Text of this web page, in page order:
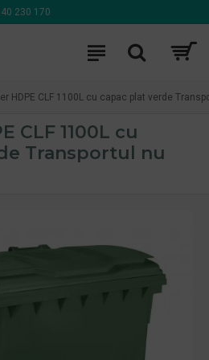
230 170
HDPE CLF 1100L cu capac plat verde
CLF 1100L cu
Transportul nu